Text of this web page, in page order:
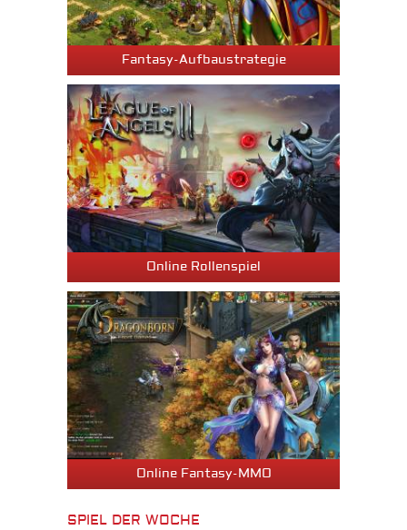
Fantasy-Aufbaustrategie
Online Rollenspiel
Online Fantasy-MMO
SPIEL DER WOCHE